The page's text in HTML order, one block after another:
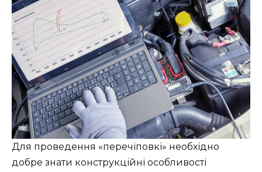
Для проведення «перечіповкі» необхідно
добре знати конструкційні особливості